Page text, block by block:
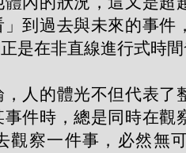
到過去與未來的事件
是在非直線進行式時
人的體光不但代表了
件時，總是同時在觀
觀察一件事，必然無